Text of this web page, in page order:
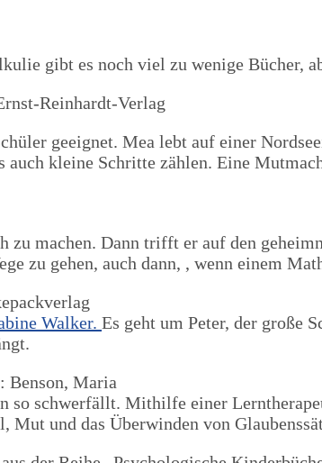
gibt es noch viel zu wenige Bücher,
Reinhardt-Verlag
geeignet. Mea lebt auf einer
kleine Schritte zählen. Eine
machen. Dann trifft er auf den
zu gehen, auch dann, , wenn einem
Walker. Es geht um Peter, der große
Benson, Maria
so schwerfällt. Mithilfe einer
und das Überwinden von